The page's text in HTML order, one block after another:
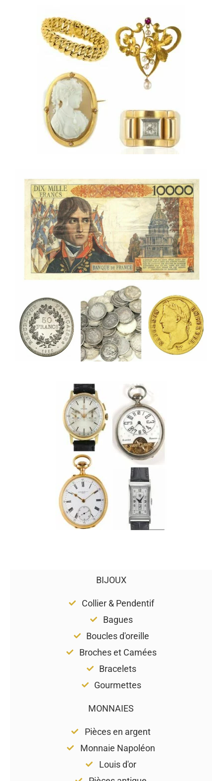
BIJOUX
Collier & Pendentif
Bagues
Boucles d'oreille
Broches et Camées
Bracelets
Gourmettes
MONNAIES
Pièces en argent
Monnaie Napoléon
Louis d'or